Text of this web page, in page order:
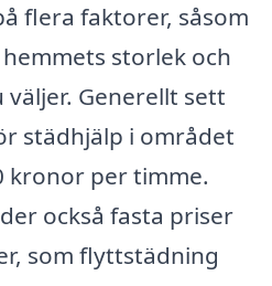
flera faktorer, såsom
storlek och
Generellt sett
städhjälp i området
kronor per timme.
också fasta priser
som flyttstädning